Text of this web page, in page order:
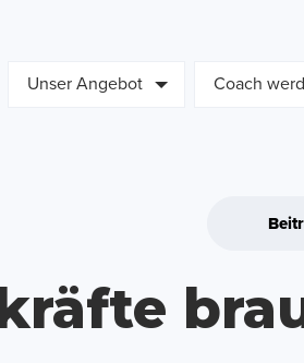
Unser Angebot Coach